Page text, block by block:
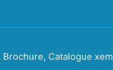
Catalogue xem